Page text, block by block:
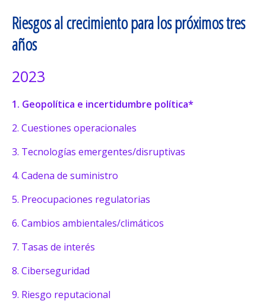
Riesgos al crecimiento para los próximos tres
años
2023
1. Geopolítica e incertidumbre política*
2. Cuestiones operacionales
3. Tecnologías emergentes/disruptivas
4. Cadena de suministro
5. Preocupaciones regulatorias
6. Cambios ambientales/climáticos
7. Tasas de interés
8. Ciberseguridad
9. Riesgo reputacional